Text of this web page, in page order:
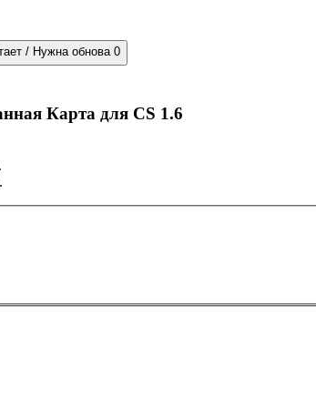
/ Нужна обнова 0
Карта для CS 1.6